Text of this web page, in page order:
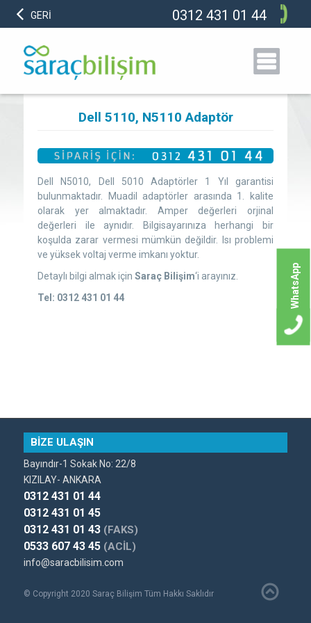
GERİ 0312 431 01 44
Dell 5110, N5110 Adaptör
Dell N5010, Dell 5010 Adaptörler 1 Yıl garantisi
bulunmaktadır. Muadil adaptörler arasında 1. kalite
olarak yer almaktadır. Amper değerleri orjinal
değerleri ile aynıdır. Bilgisayarınıza herhangi bir
koşulda zarar vermesi mümkün değildir. Isı problemi
ve yüksek voltaj verme imkanı yoktur.
Detaylı bilgi almak için Saraç Bilişim‘i arayınız.
Tel: 0312 431 01 44
BİZE ULAŞIN
Bayındır-1 Sokak No: 22/8
KIZILAY- ANKARA
0312 431 01 44
0312 431 01 45
0312 431 01 43 (FAKS)
0533 607 43 45 (ACİL)
info@saracbilisim.com
© Copyright 2020 Saraç Bilişim Tüm Hakkı Saklıdır
WhatsApp